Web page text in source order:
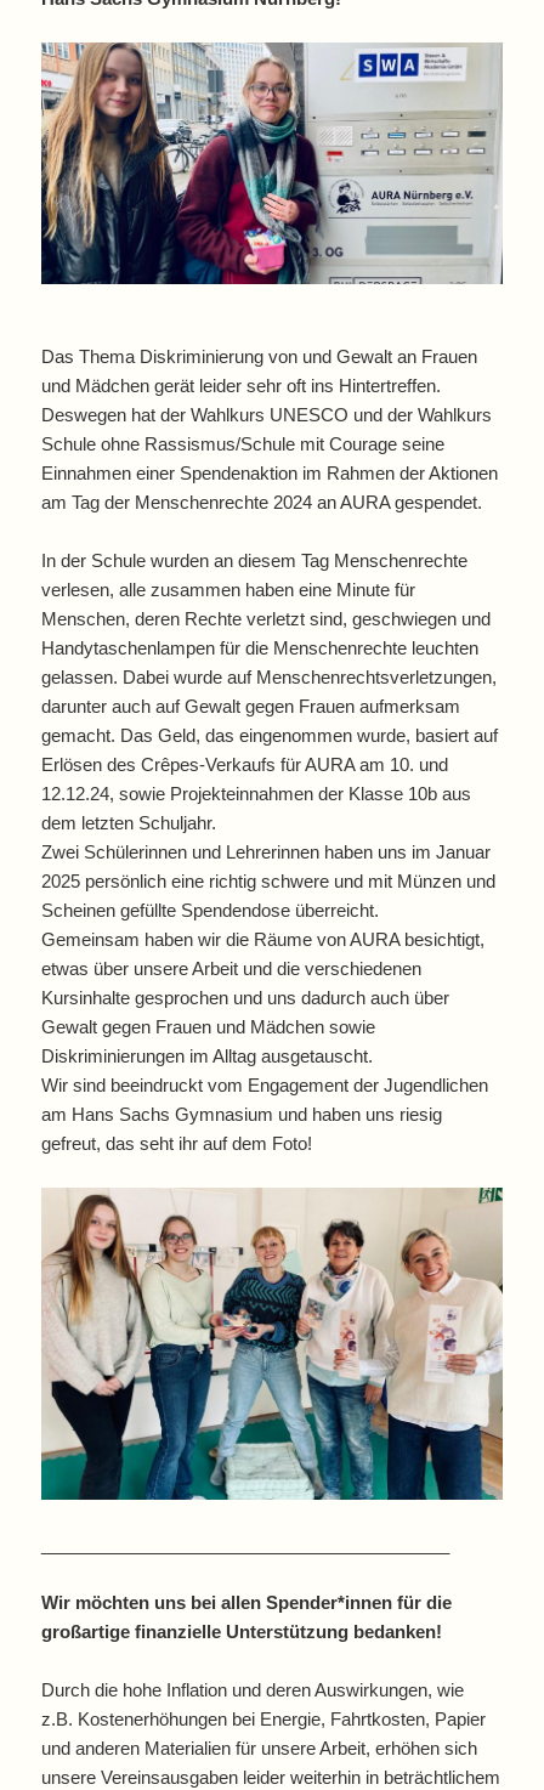
Das Thema Diskriminierung von und Gewalt an Frauen
und Mädchen gerät leider sehr oft ins Hintertreffen.
Deswegen hat der Wahlkurs UNESCO und der Wahlkurs
Schule ohne Rassismus/Schule mit Courage seine
Einnahmen einer Spendenaktion im Rahmen der Aktionen
am Tag der Menschenrechte 2024 an AURA gespendet.
In der Schule wurden an diesem Tag Menschenrechte
verlesen, alle zusammen haben eine Minute für
Menschen, deren Rechte verletzt sind, geschwiegen und
Handytaschenlampen für die Menschenrechte leuchten
gelassen. Dabei wurde auf Menschenrechtsverletzungen,
darunter auch auf Gewalt gegen Frauen aufmerksam
gemacht. Das Geld, das eingenommen wurde, basiert auf
Erlösen des Crêpes-Verkaufs für AURA am 10. und
12.12.24, sowie Projekteinnahmen der Klasse 10b aus
dem letzten Schuljahr.
Zwei Schülerinnen und Lehrerinnen haben uns im Januar
2025 persönlich eine richtig schwere und mit Münzen und
Scheinen gefüllte Spendendose überreicht.
Gemeinsam haben wir die Räume von AURA besichtigt,
etwas über unsere Arbeit und die verschiedenen
Kursinhalte gesprochen und uns dadurch auch über
Gewalt gegen Frauen und Mädchen sowie
Diskriminierungen im Alltag ausgetauscht.
Wir sind beeindruckt vom Engagement der Jugendlichen
am Hans Sachs Gymnasium und haben uns riesig
gefreut, das seht ihr auf dem Foto!
Wir möchten uns bei allen Spender*innen für die
großartige finanzielle Unterstützung bedanken!
Durch die hohe Inflation und deren Auswirkungen, wie
z.B. Kostenerhöhungen bei Energie, Fahrtkosten, Papier
und anderen Materialien für unsere Arbeit, erhöhen sich
unsere Vereinsausgaben leider weiterhin in beträchtlichem